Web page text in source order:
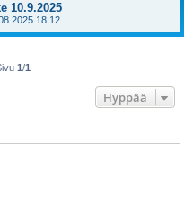
10.9.2025
18:12
1/1
Hyppää